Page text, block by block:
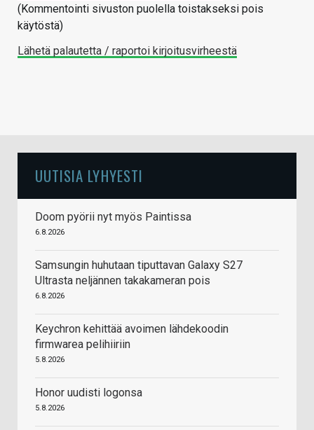
(Kommentointi sivuston puolella toistakseksi pois
käytöstä)
Lähetä palautetta / raportoi kirjoitusvirheestä
UUTISIA LYHYESTI
Doom pyörii nyt myös Paintissa
6.8.2026
Samsungin huhutaan tiputtavan Galaxy S27
Ultrasta neljännen takakameran pois
6.8.2026
Keychron kehittää avoimen lähdekoodin
firmwarea pelihiiriin
5.8.2026
Honor uudisti logonsa
5.8.2026